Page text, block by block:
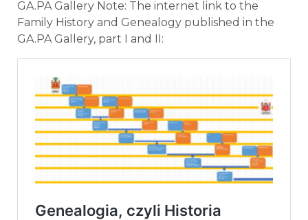
GA.PA Gallery Note: The internet link to the
Family History and Genealogy published in the
GA.PA Gallery, part I and II: